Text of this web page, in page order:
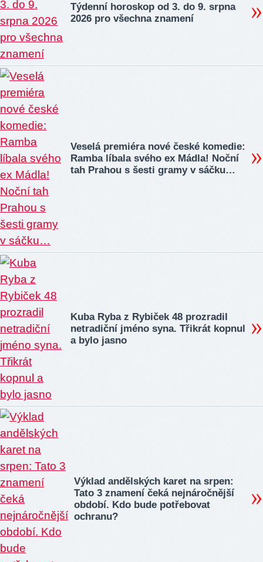
Týdenní horoskop od 3. do 9. srpna
2026 pro všechna znamení
Veselá premiéra nové české komedie:
Ramba líbala svého ex Mádla! Noční
tah Prahou s šesti gramy v sáčku…
Kuba Ryba z Rybiček 48 prozradil
netradiční jméno syna. Třikrát kopnul
a bylo jasno
Výklad andělských karet na srpen:
Tato 3 znamení čeká nejnáročnější
období. Kdo bude potřebovat
ochranu?